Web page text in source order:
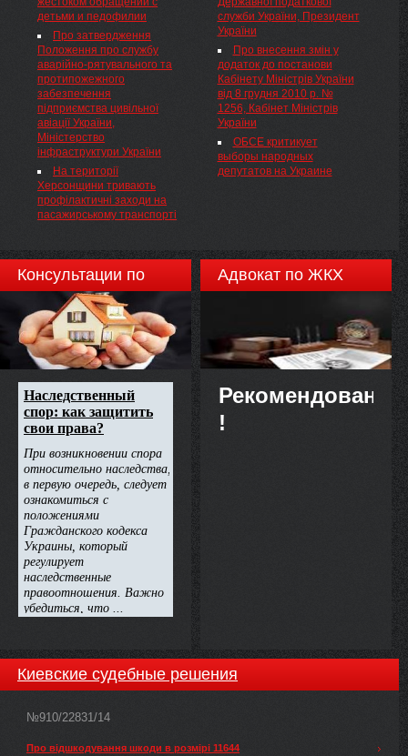
автотранспортних
підприємств. Правоохоронці
розповіли перевізникам про
стан аварійності за участю
пасажирського ...
детьми и педофилии
Про затвердження
Положення про службу
аварійно-рятувального та
протипожежного
забезпечення
підприємства цивільної
авіації України,
Міністерство
інфраструктури України
На території
Херсонщини тривають
профілактичні заходи на
пасажирському транспорті
взяточничество и спекуляции
в условиях военного времени,
передает ...
служби України, Президент
України
Про внесення змін у
додаток до постанови
Кабінету Міністрів України
від 8 грудня 2010 р. №
1256, Кабінет Міністрів
України
ОБСЕ критикует
выборы народных
депутатов на Украине
Консультации по
недвижимости
Адвокат по ЖКХ
Рекомендовано
!
Киевские судебные решения
№910/22831/14
Про відшкодування шкоди в розмірі 11644